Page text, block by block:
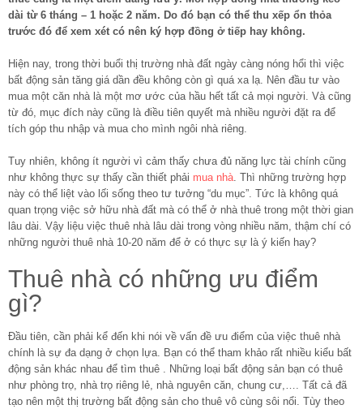
dài từ 6 tháng – 1 hoặc 2 năm. Do đó bạn có thể thu xếp ổn thỏa
trước đó để xem xét có nên ký hợp đồng ở tiếp hay không.
Hiện nay, trong thời buổi thị trường nhà đất ngày càng nóng hổi thì việc
bất động sản tăng giá dần đều không còn gì quá xa lạ. Nên đầu tư vào
mua một căn nhà là một mơ ước của hầu hết tất cả mọi người. Và cũng
từ đó, mục đích này cũng là điều tiên quyết mà nhiều người đặt ra để
tích góp thu nhập và mua cho mình ngôi nhà riêng.
Tuy nhiên, không ít người vì cảm thấy chưa đủ năng lực tài chính cũng
như không thực sự thấy cần thiết phải mua nhà. Thì những trường hợp
này có thể liệt vào lối sống theo tư tưởng “du mục”. Tức là không quá
quan trọng việc sở hữu nhà đất mà có thể ở nhà thuê trong một thời gian
lâu dài. Vậy liệu việc thuê nhà lâu dài trong vòng nhiều năm, thậm chí có
những người thuê nhà 10-20 năm để ở có thực sự là ý kiến hay?
Thuê nhà có những ưu điểm
gì?
Đầu tiên, cần phải kể đến khi nói về vấn đề ưu điểm của việc thuê nhà
chính là sự đa dạng ở chọn lựa. Bạn có thể tham khảo rất nhiều kiểu bất
động sản khác nhau để tìm thuê . Những loại bất động sản bạn có thuê
như phòng trọ, nhà trọ riêng lẻ, nhà nguyên căn, chung cư,…. Tất cả đã
tạo nên một thị trường bất động sản cho thuê vô cùng sôi nổi. Tùy theo